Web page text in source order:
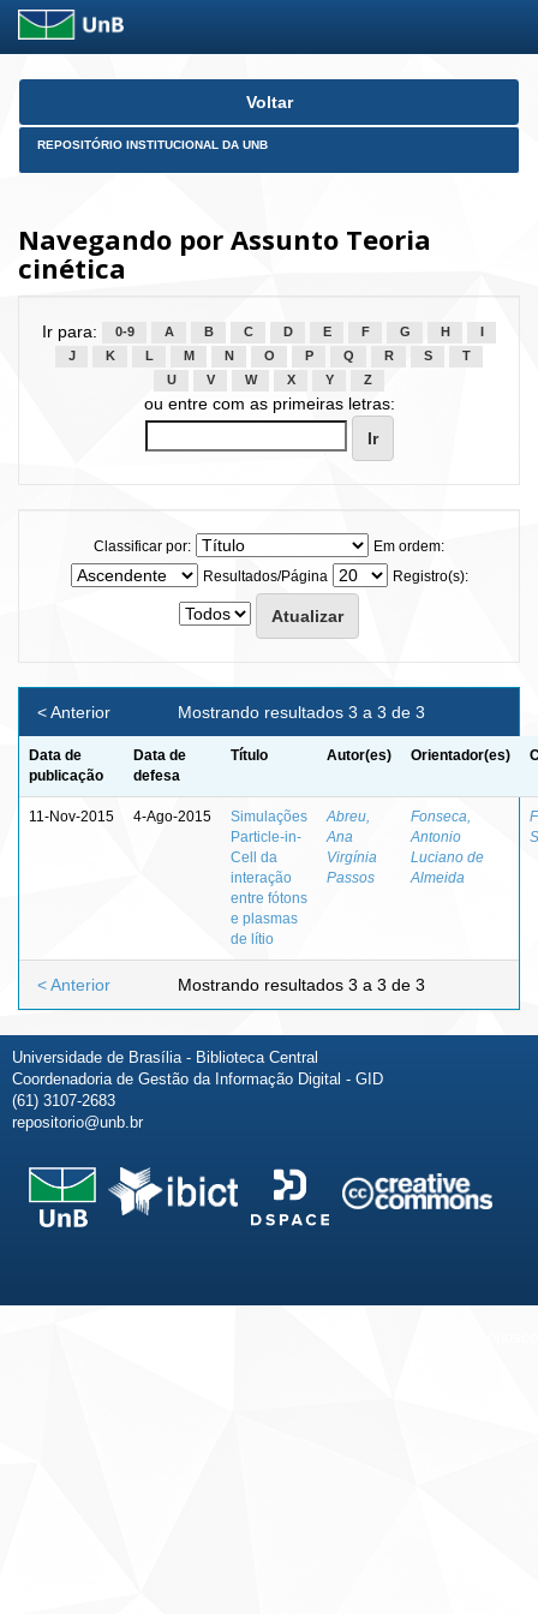
Skip
Voltar
REPOSITÓRIO INSTITUCIONAL DA UNB
Navegando por Assunto Teoria
cinética
Ir para: 0-9 A B C D E F G H
J
K L M N O P Q R S
T
U
V W X Y Z
ou entre com as primeiras letras:
Classificar por:
Em ordem:
Resultados/Página
Registro(s):
Mostrando resultados 3 a 3 de 3
< Anterior
Data de
publicação
Data de
defesa
Título Autor(es) Orientador(es)
11-Nov-2015 4-Ago-2015
Simulações
Particle-in-
Cell da
interação
entre fótons
e plasmas
de lítio
Abreu,
Ana
Virgínia
Passos
Fonseca,
Antonio
Luciano de
Almeida
Mostrando resultados 3 a 3 de 3
< Anterior
Universidade de Brasília - Biblioteca Central
Coordenadoria de Gestão da Informação Digital - GID
(61) 3107-2683
repositorio@unb.br